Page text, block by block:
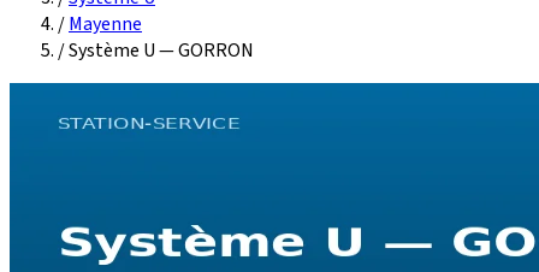
/Mayenne
/Système U — GORRON